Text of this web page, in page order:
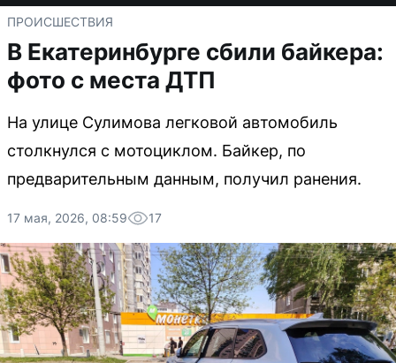
ПРОИСШЕСТВИЯ
В Екатеринбурге сбили байкера:
фото с места ДТП
На улице Сулимова легковой автомобиль
столкнулся с мотоциклом. Байкер, по
предварительным данным, получил ранения.
17 мая, 2026, 08:59 17